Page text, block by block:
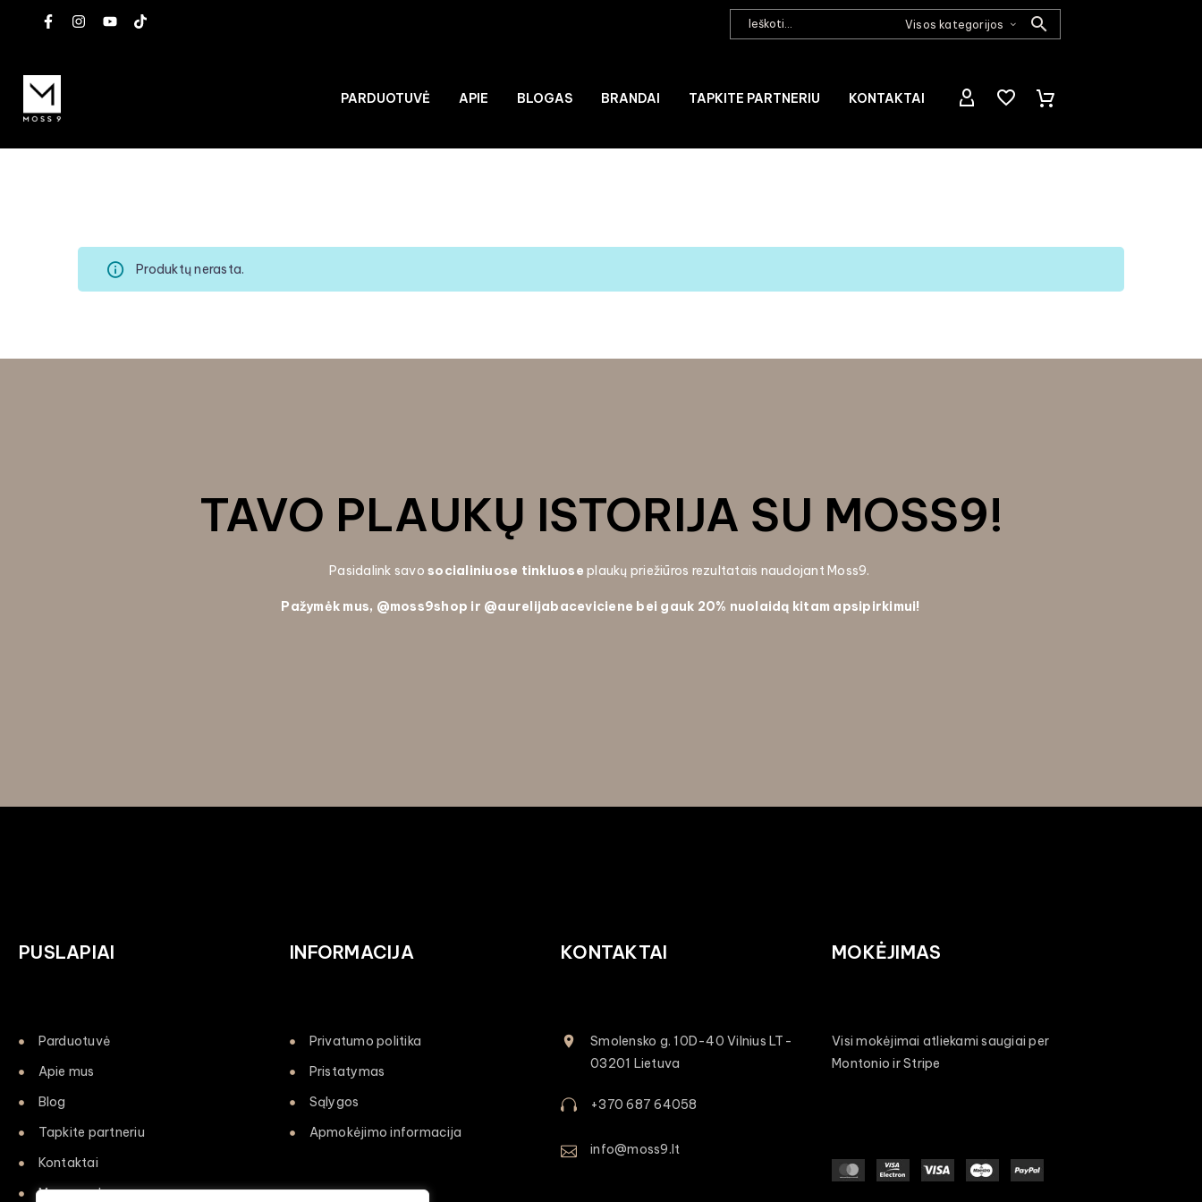
Visos kategorijos
PARDUOTUVĖ APIE BLOGAS BRANDAI TAPKITE PARTNERIU KONTAKTAI
Produktų nerasta.
TAVO PLAUKŲ ISTORIJA SU MOSS9!
Pasidalink savosocialiniuose tinkluose plaukų priežiūros rezultatais naudojant Moss9.
Pažymėk mus, @moss9shop ir @aurelijabaceviciene bei gauk 20% nuolaidą kitam apsipirkimui!
PUSLAPIAI
Parduotuvė
Apie mus
Blog
Tapkite partneriu
Kontaktai
Mano paskyra
INFORMACIJA
Privatumo politika
Pristatymas
Sąlygos
Apmokėjimo informacija
KONTAKTAI
Smolensko g. 10D-40 Vilnius LT-
03201 Lietuva
+370 687 64058
info@moss9.lt
MOKĖJIMAS
Visi mokėjimai atliekami saugiai per
Montonio ir Stripe